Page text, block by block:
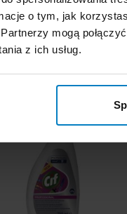
o tym, jak
mogą
z ich usług.
preparat
do gruntownego
tłuszczy 750ml